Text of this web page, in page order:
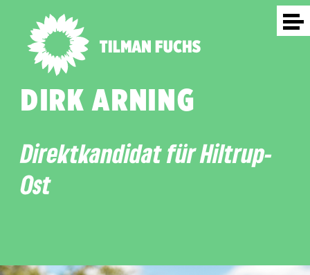
DIRK ARNING
Direktkandidat für Hiltrup-
Ost